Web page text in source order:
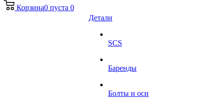
Корзина0 пуста 0
Детали
SCS
Баренды
Болты и оси